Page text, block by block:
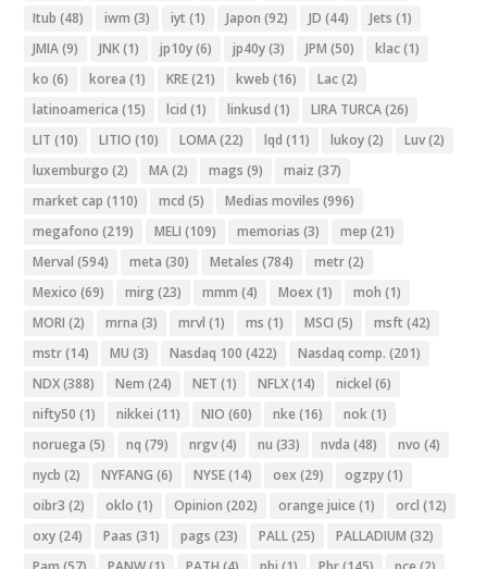
Itub (48) iwm (3) iyt (1) Japon (92) JD (44) Jets (1)
JMIA(9) JNK(1) jp10y(6) jp40y(3) JPM (50) klac(1)
ko (6) korea (1) KRE(21) kweb (16) Lac(2)
latinoamerica (15) lcid (1) linkusd (1) LIRA TURCA(26)
LIT (10) LITIO (10) LOMA(22) lqd (11) lukoy(2) Luv(2)
luxemburgo (2) MA(2) mags (9) maiz (37)
market cap (110) mcd (5) Medias moviles (996)
megafono (219) MELI (109) memorias (3) mep (21)
Merval (594) meta (30) Metales (784) metr(2)
Mexico (69) mirg (23) mmm (4) Moex (1) moh (1)
MORI (2) mrna (3) mrvl (1) ms (1) MSCI (5) msft (42)
mstr(14) MU (3) Nasdaq 100 (422) Nasdaq comp. (201)
NDX(388) Nem (24) NET (1) NFLX(14) nickel (6)
nifty50 (1) nikkei (11) NIO (60) nke (16) nok(1)
noruega (5) nq (79) nrgv(4) nu (33) nvda (48) nvo (4)
nycb (2) NYFANG (6) NYSE(14) oex (29) ogzpy(1)
oibr3 (2) oklo (1) Opinion (202) orange juice (1) orcl (12)
oxy(24) Paas (31) pags (23) PALL(25) PALLADIUM (32)